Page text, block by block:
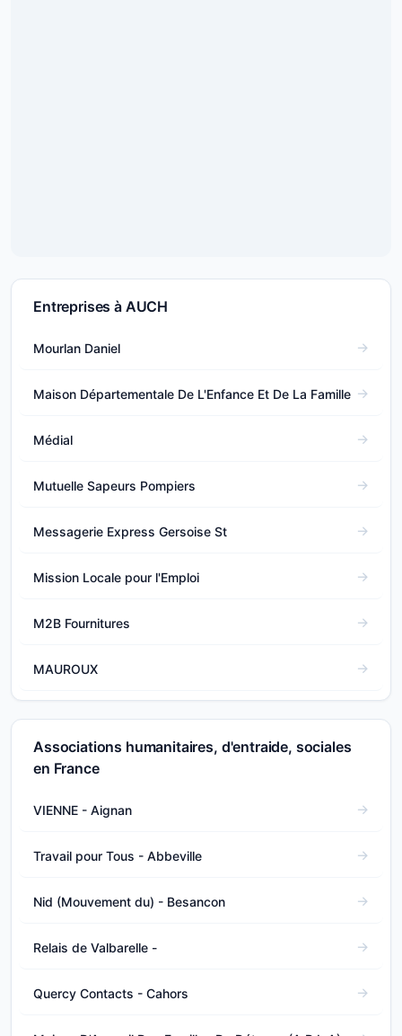
Entreprises à AUCH
Mourlan Daniel
Maison Départementale De L'Enfance Et De La Famille
Médial
Mutuelle Sapeurs Pompiers
Messagerie Express Gersoise St
Mission Locale pour l'Emploi
M2B Fournitures
MAUROUX
Associations humanitaires, d'entraide, sociales
en France
VIENNE - Aignan
Travail pour Tous - Abbeville
Nid (Mouvement du) - Besancon
Relais de Valbarelle -
Quercy Contacts - Cahors